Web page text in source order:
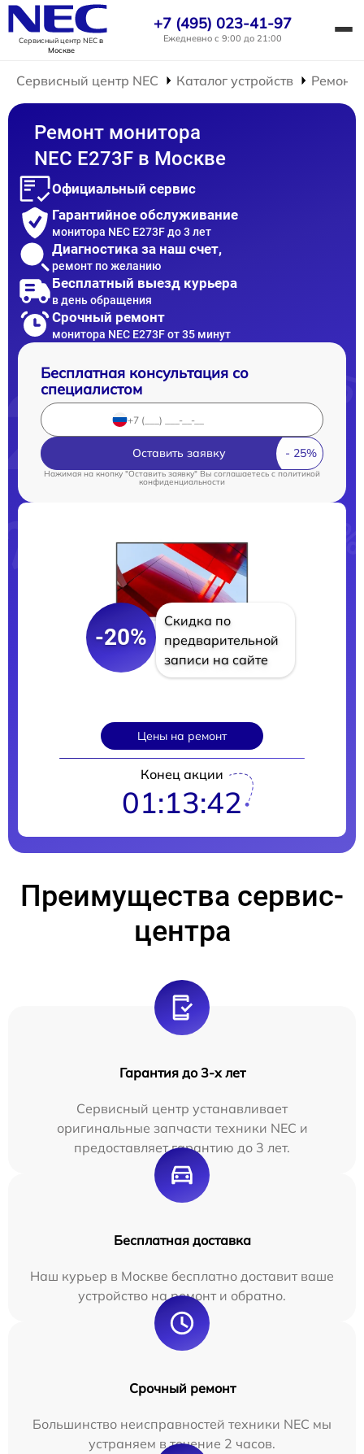
Сервисный центр NECв
Москве
+7 (495) 023-41-97
Ежедневно с 9:00 до 21:00
Сервисный центр NEC Каталог устройств Ремонт
Ремонт монитора
NEC E273F в Москве
Официальный сервис
Гарантийное обслуживание
монитора NEC E273F до 3 лет
Диагностика за наш счет,
ремонт по желанию
Бесплатный выезд курьера
в день обращения
Срочный ремонт
монитора NEC E273F от 35 минут
Бесплатная консультация со
специалистом
Оставить заявку
Нажимая на кнопку "Оставить заявку" Вы соглашаетесь cполитикой
конфиденциальности
-20%
Скидка по
предварительной
записи на сайте
Цены на ремонт
Конец акции
01:13:41
Преимущества сервис-
центра
Гарантия до 3-х лет
Сервисный центр устанавливает
оригинальные запчасти техники NEC и
предоставляет гарантию до 3 лет.
Бесплатная доставка
Наш курьер в Москве бесплатно доставит ваше
устройство на ремонт и обратно.
Срочный ремонт
Большинство неисправностей техники NEC мы
устраняем в течение 2 часов.